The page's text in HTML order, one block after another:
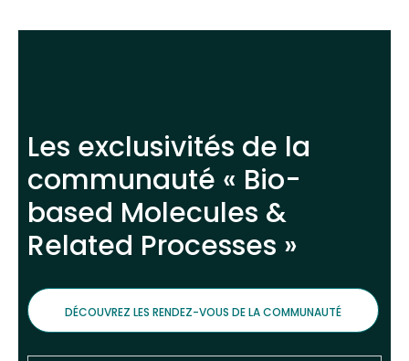
Les exclusivités de la
communauté « Bio-
based Molecules &
Related Processes »
DÉCOUVREZ LES RENDEZ-VOUS DE LA COMMUNAUTÉ